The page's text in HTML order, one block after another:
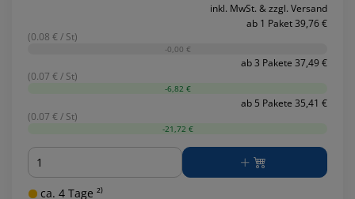
inkl. MwSt. & zzgl. Versand
ab 1 Paket 39,76 €
(0.08 € / St)
-0,00 €
ab 3 Pakete 37,49 €
(0.07 € / St)
-6,82 €
ab 5 Pakete 35,41 €
(0.07 € / St)
-21,72 €
Menge
ca. 4 Tage ²⁾